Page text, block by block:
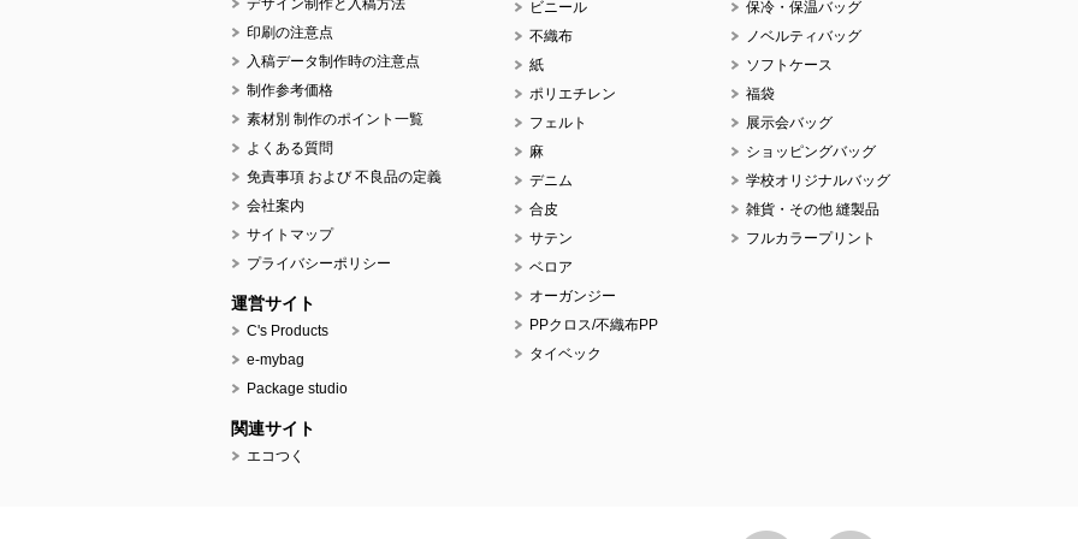
デザイン制作と入稿方法
印刷の注意点
入稿データ制作時の注意点
制作参考価格
素材別 制作のポイント一覧
よくある質問
免責事項 および 不良品の定義
会社案内
サイトマップ
プライバシーポリシー
運営サイト
C's Products
e-mybag
Package studio
関連サイト
エコつく
ビニール
不織布
紙
ポリエチレン
フェルト
麻
デニム
合皮
サテン
ベロア
オーガンジー
PPクロス/不織布PP
タイベック
保冷・保温バッグ
ノベルティバッグ
ソフトケース
福袋
展示会バッグ
ショッピングバッグ
学校オリジナルバッグ
雑貨・その他 縫製品
フルカラープリント